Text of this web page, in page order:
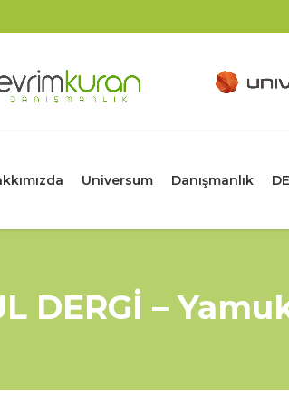
Universum Danışmanlık
DERGİ –